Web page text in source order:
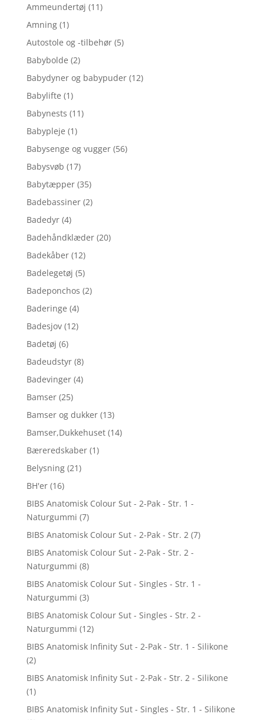
Ammeundertøj (11)
Amning (1)
Autostole og -tilbehør (5)
Babybolde (2)
Babydyner og babypuder (12)
Babylifte (1)
Babynests (11)
Babypleje (1)
Babysenge og vugger (56)
Babysvøb (17)
Babytæpper (35)
Badebassiner (2)
Badedyr (4)
Badehåndklæder (20)
Badekåber (12)
Badelegetøj (5)
Badeponchos (2)
Baderinge (4)
Badesjov (12)
Badetøj (6)
Badeudstyr (8)
Badevinger (4)
Bamser (25)
Bamser og dukker (13)
Bamser,Dukkehuset (14)
Bæreredskaber (1)
Belysning (21)
BH'er (16)
BIBS Anatomisk Colour Sut - 2-Pak - Str. 1 -
Naturgummi (7)
BIBS Anatomisk Colour Sut - 2-Pak - Str. 2 (7)
BIBS Anatomisk Colour Sut - 2-Pak - Str. 2 -
Naturgummi (8)
BIBS Anatomisk Colour Sut - Singles - Str. 1 -
Naturgummi (3)
BIBS Anatomisk Colour Sut - Singles - Str. 2 -
Naturgummi (12)
BIBS Anatomisk Infinity Sut - 2-Pak - Str. 1 - Silikone
(2)
BIBS Anatomisk Infinity Sut - 2-Pak - Str. 2 - Silikone
(1)
BIBS Anatomisk Infinity Sut - Singles - Str. 1 - Silikone